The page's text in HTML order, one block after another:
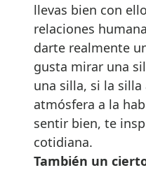
llevas bien con
relaciones
darte realmente
gusta mirar una
una silla, si la
atmósfera a la
sentir bien, te
cotidiana.
También un